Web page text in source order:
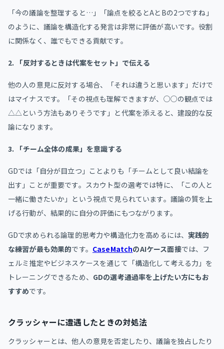
「今の議論を整理すると…」「論点を絞るとAとBの2つですね」
のように、議論を構造化する発言は非常に評価が高いです。役割
に関係なく、誰でもできる貢献です。
2. 「反対するときは代案をセット」で伝える
他の人の意見に反対する場合、「それは違うと思います」だけで
はマイナスです。「その視点も理解できますが、○○の観点では
△△という方法もありそうです」と代案を添えると、建設的な反
論になります。
3. 「チーム全体の成果」を意識する
GDでは「自分が目立つ」ことよりも「チームとして良い結論を
出す」ことが重要です。スカウト型の選考では特に、「この人と
一緒に働きたいか」という視点で見られています。議論の質を上
げる行動が、結果的に自分の評価にもつながります。
GDで求められる論理的思考力や構造化力を高めるには、 実践的
な練習が最も効果的です。 CaseMatchのAIケース面接では、フ
ェルミ推定やビジネスケースを通じて「構造化して考える力」を
トレーニングできるため、 GDの選考通過率を上げたい方にもお
すすめです。
クラッシャーに遭遇したときの対処法
クラッシャーとは、他人の意見を否定したり、議論を独占したり